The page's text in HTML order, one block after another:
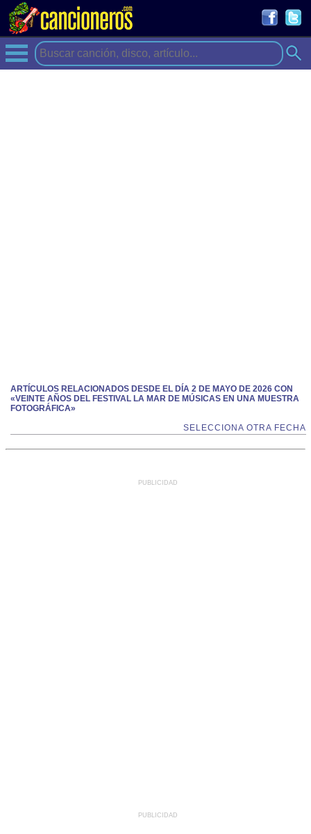
ARTÍCULOS RELACIONADOS DESDE EL DÍA 2 DE MAYO DE 2026 CON
«VEINTE AÑOS DEL FESTIVAL LA MAR DE MÚSICAS EN UNA MUESTRA
FOTOGRÁFICA»
SELECCIONA OTRA FECHA
PUBLICIDAD
PUBLICIDAD